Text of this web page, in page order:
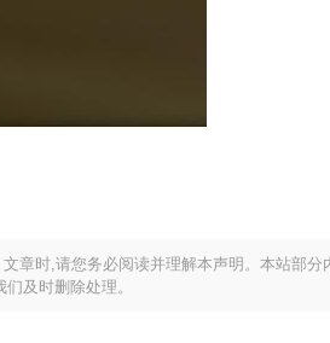
章时,请您务必阅读并理解本声明。本站部分
及时删除处理。